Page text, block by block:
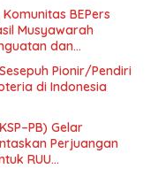
BEPers
Musyawarah
dan
Riset di seluruh
Pionir/Pendiri
di Indonesia
Gelar
Perjuangan
RUU